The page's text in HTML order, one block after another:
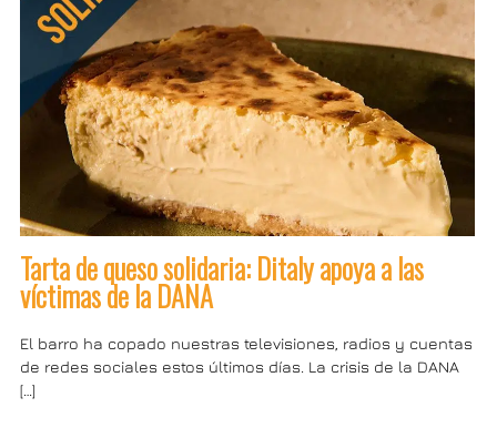
Tarta de queso solidaria: Ditaly apoya a las
víctimas de la DANA
El barro ha copado nuestras televisiones, radios y cuentas
de redes sociales estos últimos días. La crisis de la DANA
[…]